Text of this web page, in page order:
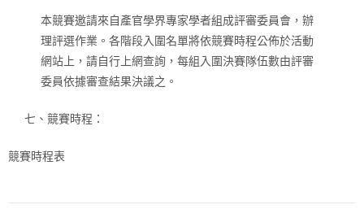
本競賽邀請來自產官學界專家學者組成評審委員會，辦
理評選作業。各階段入圍名單將依競賽時程公佈於活動
網站上，請自行上網查詢，每組入圍決賽隊伍數由評審
委員依據審查結果決議之。
七、競賽時程：
競賽時程表